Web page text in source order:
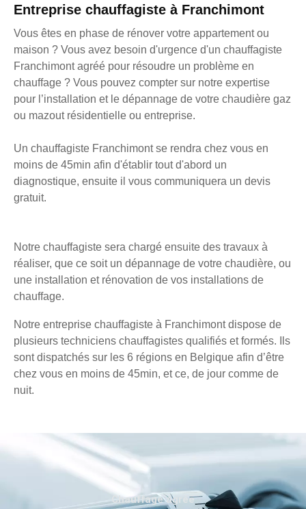
Entreprise chauffagiste à Franchimont
Vous êtes en phase de rénover votre appartement ou
maison ? Vous avez besoin d'urgence d'un chauffagiste
Franchimont agréé pour résoudre un problème en
chauffage ? Vous pouvez compter sur notre expertise
pour l’installation et le dépannage de votre chaudière gaz
ou mazout résidentielle ou entreprise.
Un chauffagiste Franchimont se rendra chez vous en
moins de 45min afin d'établir tout d'abord un
diagnostique, ensuite il vous communiquera un devis
gratuit.
Notre chauffagiste sera chargé ensuite des travaux à
réaliser, que ce soit un dépannage de votre chaudière, ou
une installation et rénovation de vos installations de
chauffage.
Notre entreprise chauffagiste à Franchimont dispose de
plusieurs techniciens chauffagistes qualifiés et formés. Ils
sont dispatchés sur les 6 régions en Belgique afin d’être
chez vous en moins de 45min, et ce, de jour comme de
nuit.
Chauffage agréé